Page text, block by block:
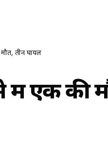
तीन घायल
में एक की